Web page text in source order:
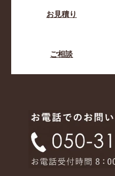
お見積り
ご相談